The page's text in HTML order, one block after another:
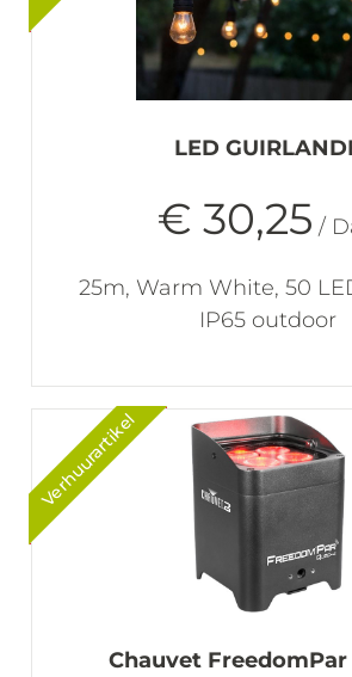
LED
€ 30,25 /
25m, Warm White, 50
IP65 outdoor
Chauvet FreedomPar
Verhuurartikel